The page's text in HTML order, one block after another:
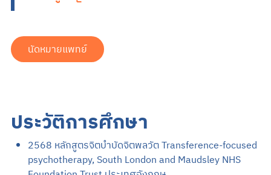
นัดหมายแพทย์
ประวัติการศึกษา
2568 หลักสูตรจิตบำบัดจิตพลวัต Transference-focused
psychotherapy, South London and Maudsley NHS